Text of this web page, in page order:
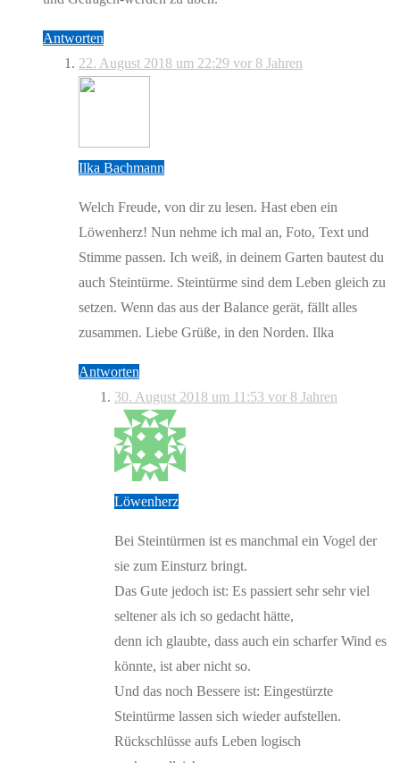
Antworten
22. August 2018 um 22:29 vor 8 Jahren
Ilka Bachmann
Welch Freude, von dir zu lesen. Hast eben ein
Löwenherz! Nun nehme ich mal an, Foto, Text und
Stimme passen. Ich weiß, in deinem Garten bautest du
auch Steintürme. Steintürme sind dem Leben gleich zu
setzen. Wenn das aus der Balance gerät, fällt alles
zusammen. Liebe Grüße, in den Norden. Ilka
Antworten
30. August 2018 um 11:53 vor 8 Jahren
Löwenherz
Bei Steintürmen ist es manchmal ein Vogel der
sie zum Einsturz bringt.
Das Gute jedoch ist: Es passiert sehr sehr viel
seltener als ich so gedacht hätte,
denn ich glaubte, dass auch ein scharfer Wind es
könnte, ist aber nicht so.
Und das noch Bessere ist: Eingestürzte
Steintürme lassen sich wieder aufstellen.
Rückschlüsse aufs Leben logisch